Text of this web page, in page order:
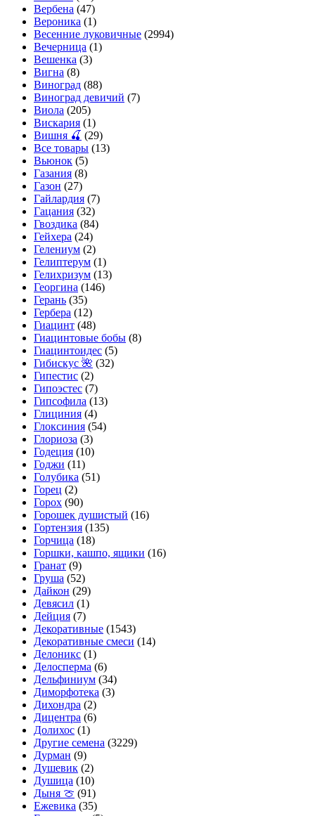
Вербена (47)
Вероника (1)
Весенние луковичные (2994)
Вечерница (1)
Вешенка (3)
Вигна (8)
Виноград (88)
Виноград девичий (7)
Виола (205)
Вискария (1)
Вишня 🍒 (29)
Все товары (13)
Вьюнок (5)
Газания (8)
Газон (27)
Гайлардия (7)
Гацания (32)
Гвоздика (84)
Гейхера (24)
Гелениум (2)
Гелиптерум (1)
Гелихризум (13)
Георгина (146)
Герань (35)
Гербера (12)
Гиацинт (48)
Гиацинтовые бобы (8)
Гиацинтоидес (5)
Гибискус 🌺 (32)
Гипестис (2)
Гипоэстес (7)
Гипсофила (13)
Глициния (4)
Глоксиния (54)
Глориоза (3)
Годеция (10)
Годжи (11)
Голубика (51)
Горец (2)
Горох (90)
Горошек душистый (16)
Гортензия (135)
Горчица (18)
Горшки, кашпо, ящики (16)
Гранат (9)
Груша (52)
Дайкон (29)
Девясил (1)
Дейция (7)
Декоративные (1543)
Декоративные смеси (14)
Делоникс (1)
Делосперма (6)
Дельфиниум (34)
Диморфотека (3)
Дихондра (2)
Дицентра (6)
Долихос (1)
Другие семена (3229)
Дурман (9)
Душевик (2)
Душица (10)
Дыня 🍈 (91)
Ежевика (35)